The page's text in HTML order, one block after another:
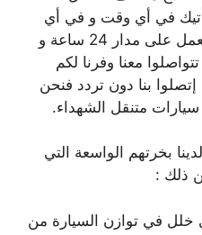
نأتيك في أي وقت و في أي
مكان تحدده و تختاره حيث نعمل على مدار 24 ساعة و
معنا وفرنا لكم
إتصلوا بنا دون تردد فنحن
متنقل الشهداء.
بخرتهم الواسعة التي
ذلك :
خلل في توازن السيارة من